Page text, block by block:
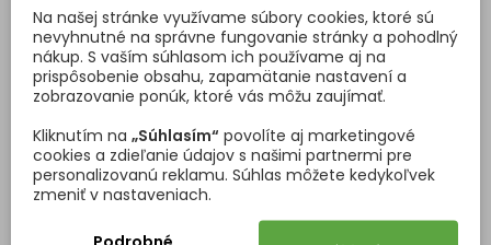
závesnú tyč dĺžky 600mm
alebo 1000m podľa potreby,
koncovky na závesnú tyč a
stenový úchyt na závesnú tyč
ak potrebujete dlhšiu
spojku na 2 tyče a spojte
závesné tyče spolu ak chcete
tyč, aby pokračovala v rohu,
zakúpte 90°roh na závesnú
Cena
48,95 €
 Vložiť do košíka
Cena
2,04 €
 Vložiť do košíka
DETAILY PRODUKTU OTÁZKY (FAQ)
Na našej stránke využívame súbory cookies, ktoré sú
nevyhnutné na správne fungovanie stránky a pohodlný
nákup. S vaším súhlasom ich používame aj na
prispôsobenie obsahu, zapamätanie nastavení a
zobrazovanie ponúk, ktoré vás môžu zaujímať.
Kliknutím na „Súhlasím“ povolíte aj marketingové
cookies a zdieľanie údajov s našimi partnermi pre
personalizovanú reklamu. Súhlas môžete kedykoľvek
zmeniť v nastaveniach.
Podrobné